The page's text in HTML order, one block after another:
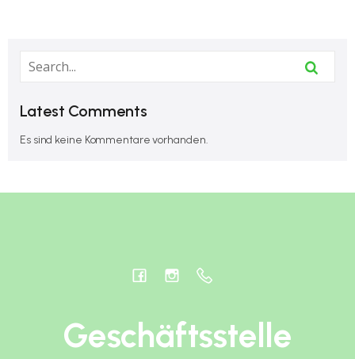
Latest Comments
Es sind keine Kommentare vorhanden.
Geschäftsstelle